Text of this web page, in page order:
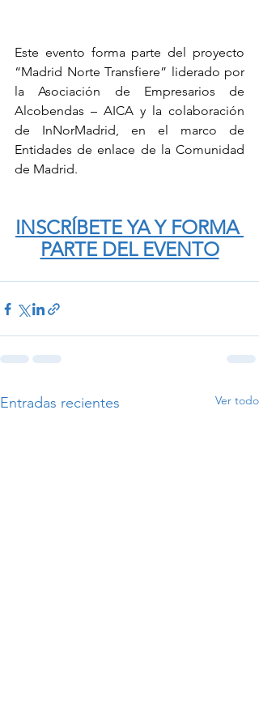
Este evento forma parte del proyecto
“Madrid Norte Transfiere” liderado por
la Asociación de Empresarios de
Alcobendas – AICA y la colaboración
de InNorMadrid, en el marco de
Entidades de enlace de la Comunidad
de Madrid.
INSCRÍBETE YA Y FORMA
PARTE DEL EVENTO
Entradas recientes Ver todo